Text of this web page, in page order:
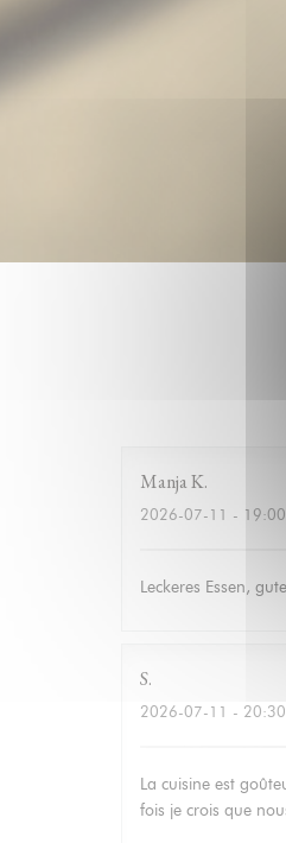
ManjaK
2026-07-11 - 19:00
Leckeres Essen,
S
2026-07-11 -
La cuisine est
fois je crois que